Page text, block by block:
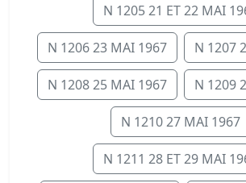
N 1205 21 ET 22 MAI
N 1206 23 MAI 1967 N 1207
N 1208 25 MAI 1967 N 1209
N 1210 27 MAI 1967
N 1211 28 ET 29 MAI